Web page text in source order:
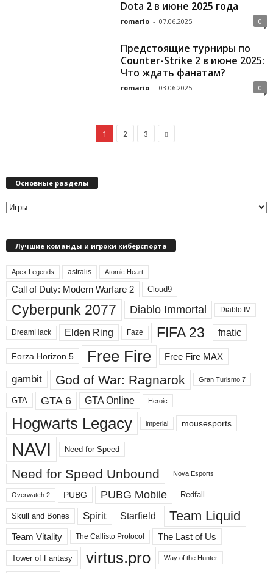
Dota 2 в июне 2025 года
romario - 07.06.2025 0
Предстоящие турниры по
Counter-Strike 2 в июне 2025:
Что ждать фанатам?
romario - 03.06.2025 0
1 2 3
Основные разделы
О
е
а
д
е
ы
Лучшие команды и игроки киберспорта
Apex Legends astralis Atomic Heart
Call of Duty: Modern Warfare 2 Cloud9
Cyberpunk 2077 Diablo Immortal Diablo IV
DreamHack Elden Ring Faze FIFA 23 fnatic
Forza Horizon 5 Free Fire Free Fire MAX
gambit God of War: Ragnarok Gran Turismo 7
GTA GTA 6 GTA Online Heroic
Hogwarts Legacy imperial mousesports
NAVI Need for Speed
Need for Speed ​​Unbound Nova Esports
Overwatch 2 PUBG PUBG Mobile Redfall
Skull and Bones Spirit Starfield Team Liquid
Team Vitality The Callisto Protocol The Last of Us
Tower of Fantasy virtus.pro Way of the Hunter